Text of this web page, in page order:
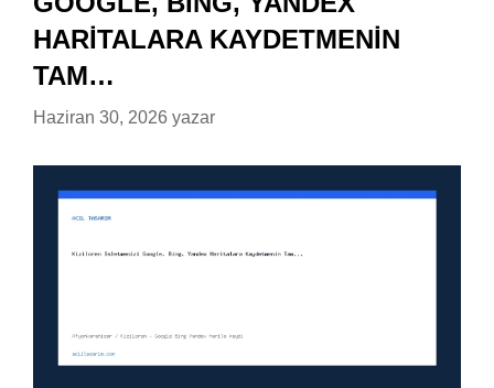
HARITALARA KAYDETMENIN
TAM…
Haziran 30, 2026 yazar